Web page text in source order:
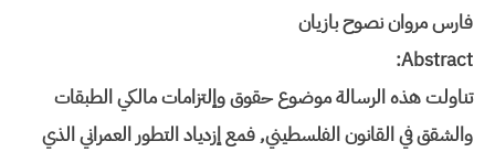
فارس مروان نصوح بازيان
Abstract:
تناولت هذه الرسالة موضوع حقوق وإلتزامات مالكي الطبقات
والشقق في القانون الفلسطيني, فمع إزدياد التطور العمراني الذي